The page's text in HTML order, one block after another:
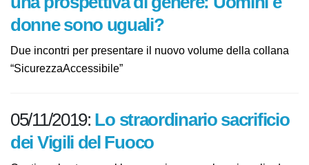
prevenzione aziendale definite dal D.Lgs 81/08
07/11/2019:La sicurezza sul lavoro
Uomini e donne sono uguali?
Due incontri per presentare il nuovo volume della
collana “SicurezzaAccessibile”